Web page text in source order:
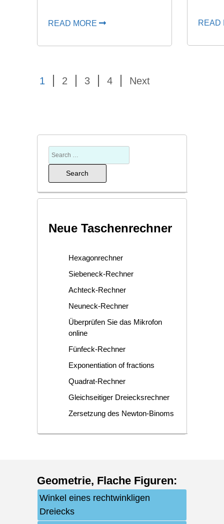
READ MORE READ
1 2 3 4 Next
Search
for:
Neue Taschenrechner
Hexagonrechner
Siebeneck-Rechner
Achteck-Rechner
Neuneck-Rechner
Überprüfen Sie das Mikrofon
online
Fünfeck-Rechner
Exponentiation of fractions
Quadrat-Rechner
Gleichseitiger Dreiecksrechner
Zersetzung des Newton-Binoms
Geometrie, Flache Figuren:
Winkel eines rechtwinkligen
Dreiecks